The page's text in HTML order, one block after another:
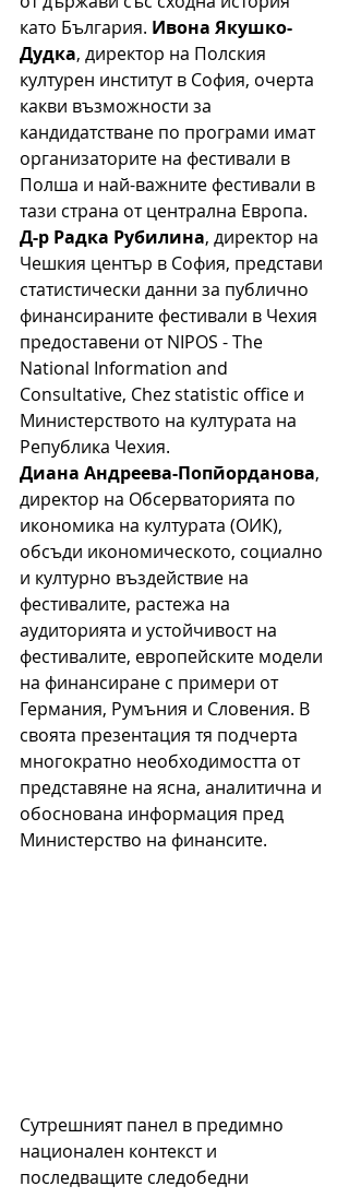
като България. Ивона Якушко-
Дудка, директор на Полския
културен институт в София, очерта
какви възможности за
кандидатстване по програми имат
организаторите на фестивали в
Полша и най-важните фестивали в
тази страна от централна Европа.
Д-р Радка Рубилина, директор на
Чешкия център в София, представи
статистически данни за публично
финансираните фестивали в Чехия
предоставени от NIPOS - The
National Information and
Consultative, Chez statistic office и
Министерството на културата на
Република Чехия.
Диана Андреева-Попйорданова,
директор на Обсерваторията по
икономика на културата (ОИК),
обсъди икономическото, социално
и културно въздействие на
фестивалите, растежа на
аудиторията и устойчивост на
фестивалите, европейските модели
на финансиране с примери от
Германия, Румъния и Словения. В
своята презентация тя подчерта
многократно необходимостта от
представяне на ясна, аналитична и
обоснована информация пред
Министерство на финансите.
Сутрешният панел в предимно
национален контекст и
последващите следобедни